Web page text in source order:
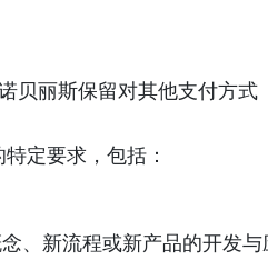
贝丽斯保留对其他支付方式
定要求，包括：
、新流程或新产品的开发与